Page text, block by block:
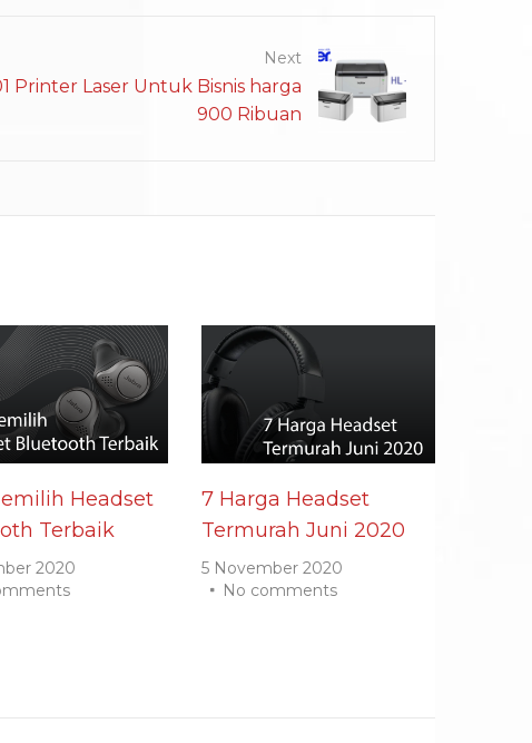
Next
Printer Laser Untuk Bisnis harga
900 Ribuan
Headset
Terbaik
2020
7 Harga Headset
Termurah Juni 2020
5 November 2020
No comments